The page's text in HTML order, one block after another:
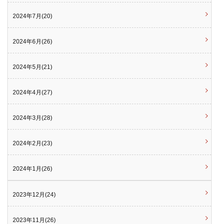
2024年7月(20)
2024年6月(26)
2024年5月(21)
2024年4月(27)
2024年3月(28)
2024年2月(23)
2024年1月(26)
2023年12月(24)
2023年11月(26)